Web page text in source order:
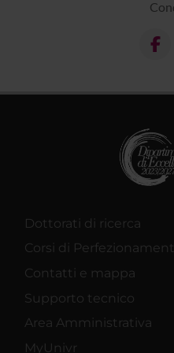
Dottorati di ricerca
Corsi di
Contatti e mappa
Supporto tecnico
Area Amministrativa
MyUnivr